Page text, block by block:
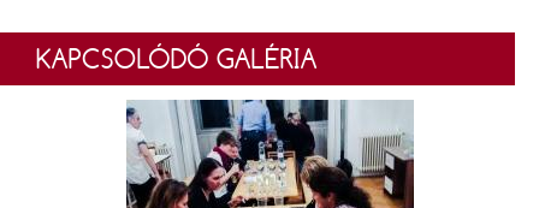
KAPCSOLÓDÓ GALÉRIA